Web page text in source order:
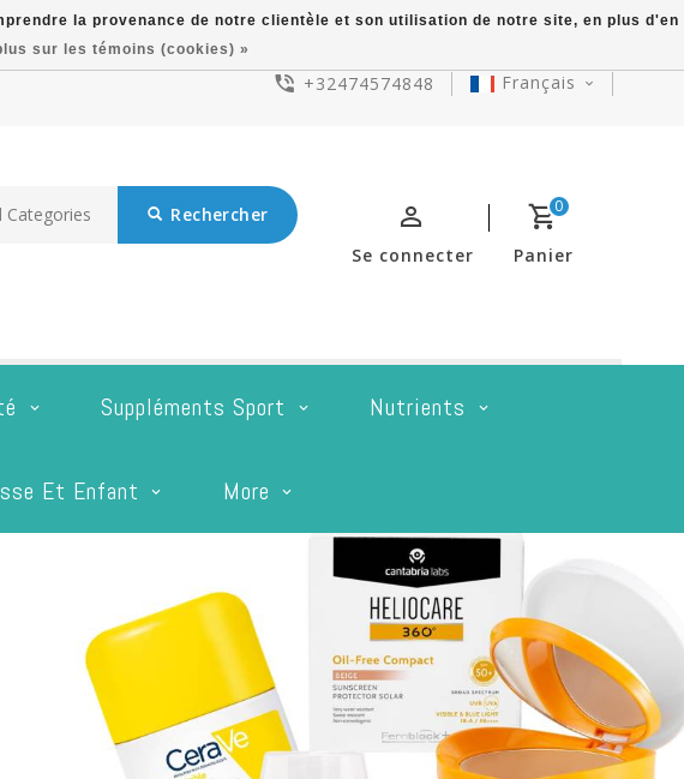
+32474574848 Français
Rechercher 0
Panier
Se connecter
Suppléments Sport Nutrients
Et Enfant More
la provenance de notre clientèle et son utilisation de notre site, en plus d'en
sur les témoins (cookies) »